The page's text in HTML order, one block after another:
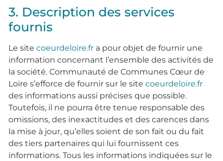
3. Description des services
fournis
Le site coeurdeloire.fr a pour objet de fournir une
information concernant l’ensemble des activités de
la société. Communauté de Communes Cœur de
Loire s’efforce de fournir sur le site coeurdeloire.fr
des informations aussi précises que possible.
Toutefois, il ne pourra être tenue responsable des
omissions, des inexactitudes et des carences dans
la mise à jour, qu’elles soient de son fait ou du fait
des tiers partenaires qui lui fournissent ces
informations. Tous les informations indiquées sur le